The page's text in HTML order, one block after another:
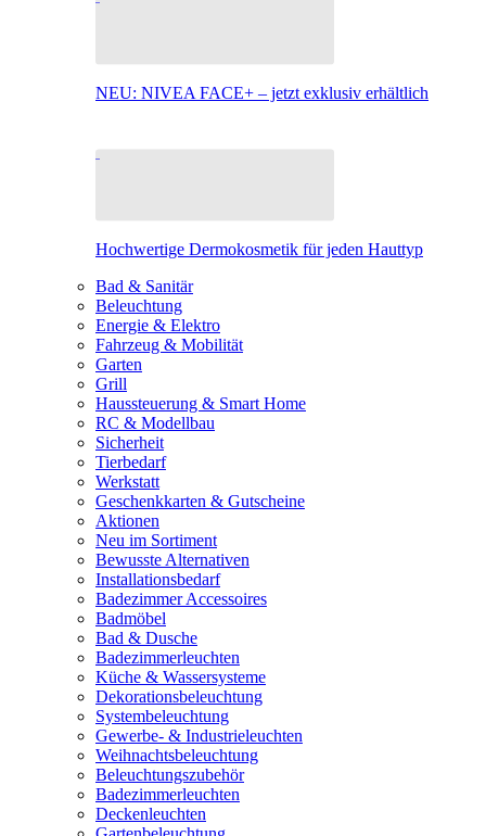
NEU: NIVEA FACE+ – jetzt exklusiv erhältlich
Hochwertige Dermokosmetik für jeden Hauttyp
Bad & Sanitär
Beleuchtung
Energie & Elektro
Fahrzeug & Mobilität
Garten
Grill
Haussteuerung & Smart Home
RC & Modellbau
Sicherheit
Tierbedarf
Werkstatt
Geschenkkarten & Gutscheine
Aktionen
Neu im Sortiment
Bewusste Alternativen
Installationsbedarf
Badezimmer Accessoires
Badmöbel
Bad & Dusche
Badezimmerleuchten
Küche & Wassersysteme
Dekorationsbeleuchtung
Systembeleuchtung
Gewerbe- & Industrieleuchten
Weihnachtsbeleuchtung
Beleuchtungszubehör
Badezimmerleuchten
Deckenleuchten